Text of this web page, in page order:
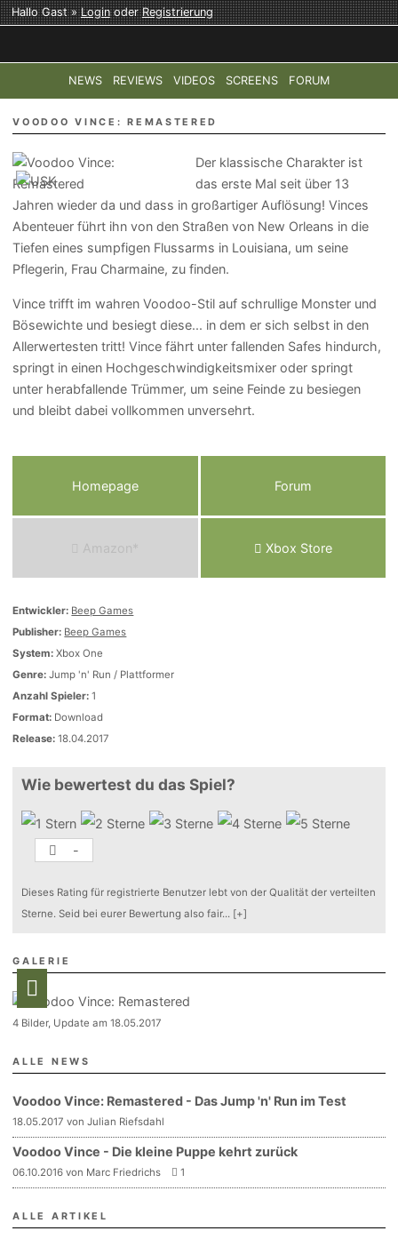
Hallo Gast »LoginoderRegistrierung
NEWS REVIEWS VIDEOS SCREENS FORUM
TOP-THEMEN: COD: MODERN WARFARE 4 HALO:
VOODOO VINCE: REMASTERED
Der klassische Charakter ist
das erste Mal seit über 13
Jahren wieder da und dass in großartiger Auflösung! Vinces
Abenteuer führt ihn von den Straßen von New Orleans in die
Tiefen eines sumpfigen Flussarms in Louisiana, um seine
Pflegerin, Frau Charmaine, zu finden.
Vince trifft im wahren Voodoo-Stil auf schrullige Monster und
Bösewichte und besiegt diese... in dem er sich selbst in den
Allerwertesten tritt! Vince fährt unter fallenden Safes hindurch,
springt in einen Hochgeschwindigkeitsmixer oder springt
unter herabfallende Trümmer, um seine Feinde zu besiegen
und bleibt dabei vollkommen unversehrt.
Homepage Forum
Amazon* Xbox Store
Entwickler: Beep Games
Publisher: Beep Games
System: Xbox One
Genre: Jump 'n' Run / Plattformer
Anzahl Spieler: 1
Format: Download
Release: 18.04.2017
Wie bewertest du das Spiel?
-
Dieses Rating für registrierte Benutzer lebt von der Qualität der verteilten
Sterne. Seid bei eurer Bewertung also fair... [+]
GALERIE
4 Bilder, Update am 18.05.2017
ALLE NEWS
Voodoo Vince: Remastered - Das Jump 'n' Run im Test
18.05.2017 von Julian Riefsdahl
Voodoo Vince - Die kleine Puppe kehrt zurück
06.10.2016 von Marc Friedrichs 1
ALLE ARTIKEL